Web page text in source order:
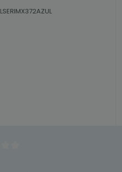
waardering van 0 van 5 sterren